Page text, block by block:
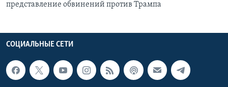
представление обвинений против Трампа
СОЦИАЛЬНЫЕ СЕТИ